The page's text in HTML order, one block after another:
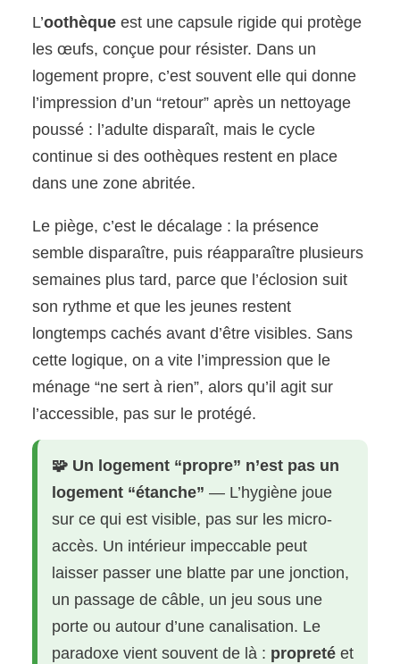
L’oothèqueest une capsule rigide qui protège
les œufs, conçue pour résister. Dans un
logement propre, c’est souvent elle qui donne
l’impression d’un “retour” après un nettoyage
poussé : l’adulte disparaît, mais le cycle
continue si des oothèques restent en place
dans une zone abritée.
Le piège, c’est le décalage : la présence
semble disparaître, puis réapparaître plusieurs
semaines plus tard, parce que l’éclosion suit
son rythme et que les jeunes restent
longtemps cachés avant d’être visibles. Sans
cette logique, on a vite l’impression que le
ménage “ne sert à rien”, alors qu’il agit sur
l’accessible, pas sur le protégé.
🧩 Un logement “propre” n’est pas un
logement “étanche” — L’hygiène joue
sur ce qui est visible, pas sur les micro-
accès. Un intérieur impeccable peut
laisser passer une blatte par une jonction,
un passage de câble, un jeu sous une
porte ou autour d’une canalisation. Le
paradoxe vient souvent de là : propretéet